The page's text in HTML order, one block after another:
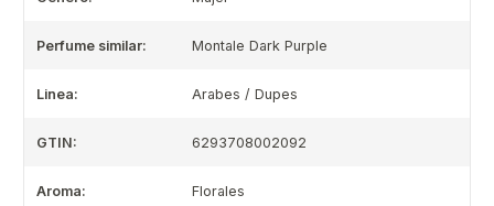
Perfume similar: Montale Dark Purple
Linea: Arabes / Dupes
GTIN: 6293708002092
Aroma: Florales